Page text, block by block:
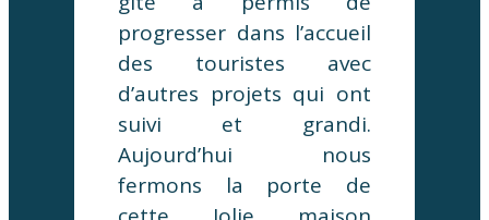
progresser dans l’accueil
des touristes avec
d’autres projets qui ont
suivi et grandi.
Aujourd’hui nous
fermons la porte de